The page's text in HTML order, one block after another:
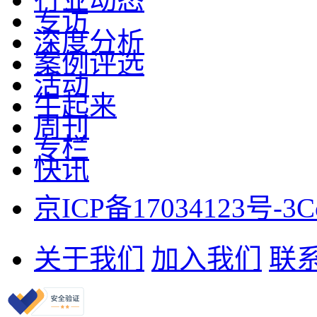
专访
深度分析
案例评选
活动
牛起来
周刊
专栏
快讯
京ICP备17034123号-3
关于我们
加入我们 联